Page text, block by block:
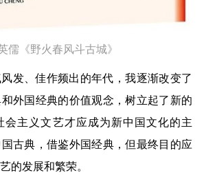
儒《野火春风斗古城》
发、佳作频出的年代，我逐渐改变了
外国经典的价值观念，树立起了新的
会主义文艺才应成为新中国文化的主
古典，借鉴外国经典，但最终目的应
的发展和繁荣。